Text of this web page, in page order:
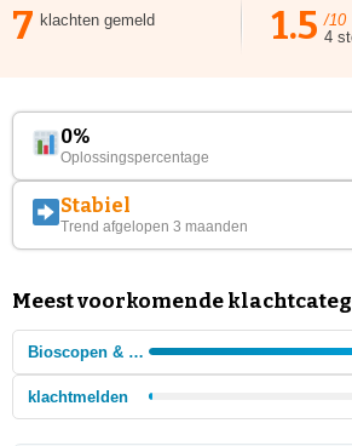
7 klachten gemeld 1.5 /10
4
0%
Oplossingspercentage
Stabiel
Trend afgelopen 3 maanden
Meest voorkomende
Bioscopen & Theaters
klachtmelden